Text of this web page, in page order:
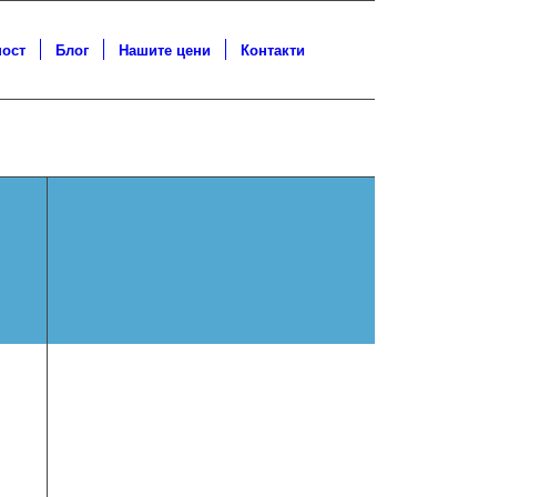
Блог Нашите цени Контакти